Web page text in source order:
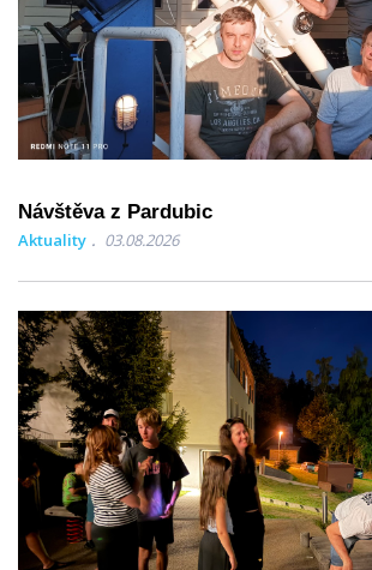
Návštěva z Pardubic
Aktuality 03.08.2026